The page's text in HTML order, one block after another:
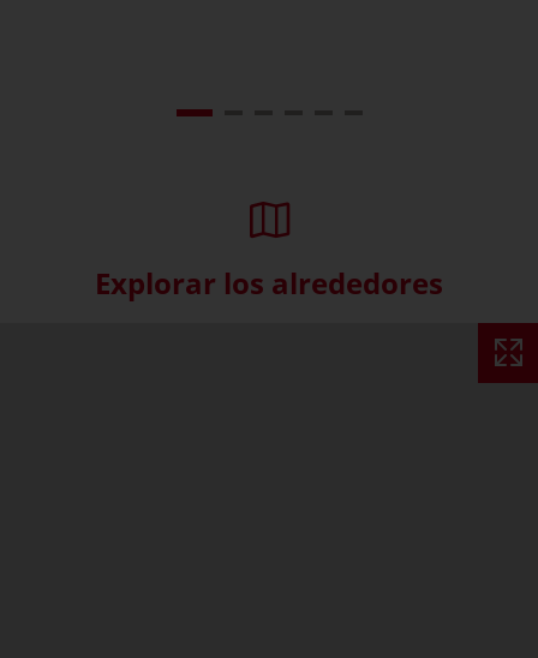
Explorar los alrededores
Skip interactive map (Not